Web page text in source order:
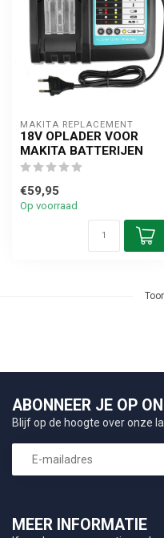
MAKITA REPLACEMENT
18V OPLADER VOOR
MAKITA BATTERIJEN
€59,95
Op voorraad
MEER INFORMATIE
ABONNEER JE OP
Blijf op de hoogte over onze